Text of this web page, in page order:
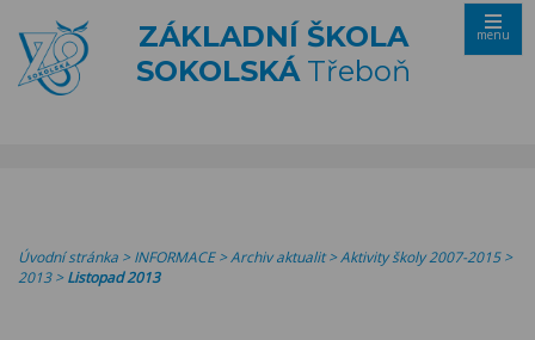
ZÁKLADNÍ ŠKOLA
SOKOLSKÁTřeboň
menu
Úvodní stránka >INFORMACE>Archiv aktualit>Aktivity školy 2007-2015>
2013>Listopad 2013